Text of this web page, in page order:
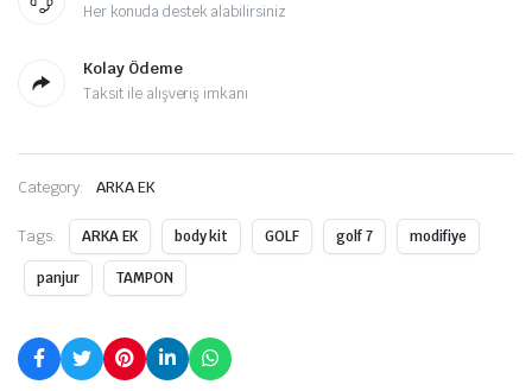
Her konuda destek alabilirsiniz
Kolay Ödeme
Taksit ile alışveriş imkanı
Category: ARKA EK
Tags: ARKA EK body kit GOLF golf 7 modifiye
panjur TAMPON